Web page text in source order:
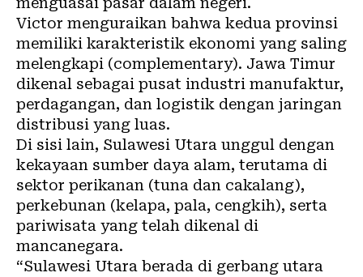
Victor menguraikan bahwa kedua provinsi
memiliki karakteristik ekonomi yang saling
melengkapi (complementary). Jawa Timur
dikenal sebagai pusat industri manufaktur,
perdagangan, dan logistik dengan jaringan
distribusi yang luas.
Di sisi lain, Sulawesi Utara unggul dengan
kekayaan sumber daya alam, terutama di
sektor perikanan (tuna dan cakalang),
perkebunan (kelapa, pala, cengkih), serta
pariwisata yang telah dikenal di
mancanegara.
“Sulawesi Utara berada di gerbang utara